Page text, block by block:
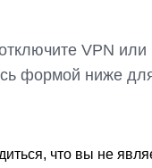
VPN или
формой ниже
что вы не